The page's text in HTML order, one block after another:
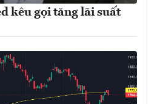
kêu gọi tăng lãi suất